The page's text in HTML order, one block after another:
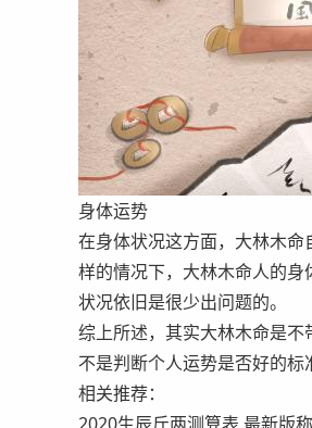
身体运势
在身体状况这方面，大林木
样的情况下，大林木命人的
状况依旧是很少出问题的。
综上所述，其实大林木命是
不是判断个人运势是否好的标
相关推荐：